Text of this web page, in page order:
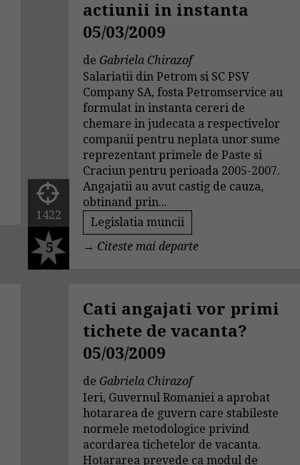
actiunii in instanta
05/03/2009
de Gabriela Chirazof
Salariatii din Petrom si SC PSV
Company SA, fosta Petromservice au
formulat in instanta cereri de
chemare in judecata a respectivelor
companii pentru neplata unor sume
reprezentant primele de Paste si
Craciun pentru perioada 2005-2007.
Angajatii au avut castig de cauza,
obtinand prin...
Legislatia muncii
→ Citeste mai departe
1422
5
Cati angajati vor primi
tichete de vacanta?
05/03/2009
de Gabriela Chirazof
Ieri, Guvernul Romaniei a aprobat
hotararea de guvern care stabileste
normele metodologice privind
acordarea tichetelor de vacanta.
Hotararea prevede ca modul de